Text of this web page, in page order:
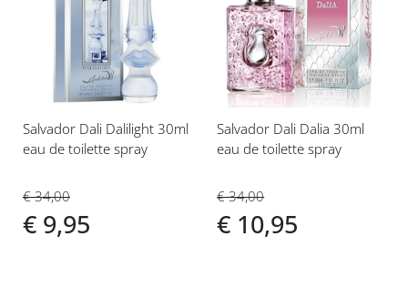
verlanglijst
Salvador Dali Dalilight 30ml
eau de toilette spray
€ 34,00
€ 9,95
aan
verlanglijst
Salvador Dali Dalia 30ml
eau de toilette spray
€ 34,00
€ 10,95